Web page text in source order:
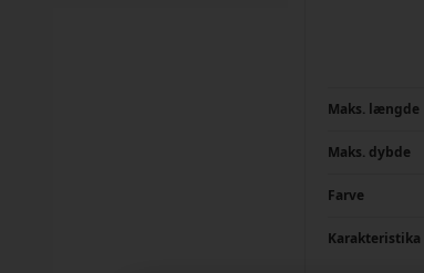
Maks. længde
Maks. dybde
Farve
Karakteristika